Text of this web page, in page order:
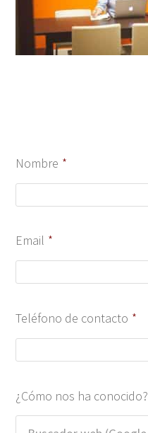
Nombre *
Email *
Teléfono de contacto *
¿Cómo nos ha conocido?